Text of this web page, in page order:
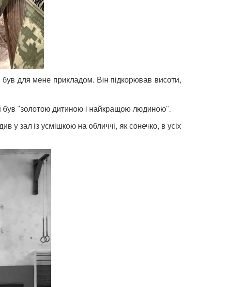
для мене прикладом. Він підкорював висоти,
був "золотою дитиною і найкращою людиною".
у зал із усмішкою на обличчі, як сонечко, в усіх